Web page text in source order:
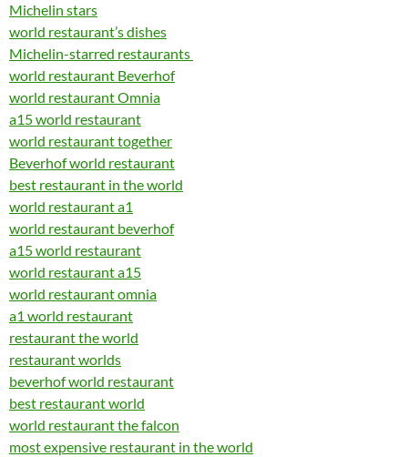
Michelin stars
world restaurant’s dishes
Michelin-starred restaurants
world restaurant Beverhof
world restaurant Omnia
a15 world restaurant
world restaurant together
Beverhof world restaurant
best restaurant in the world
world restaurant a1
world restaurant beverhof
a15 world restaurant
world restaurant a15
world restaurant omnia
a1 world restaurant
restaurant the world
restaurant worlds
beverhof world restaurant
best restaurant world
world restaurant the falcon
most expensive restaurant in the world